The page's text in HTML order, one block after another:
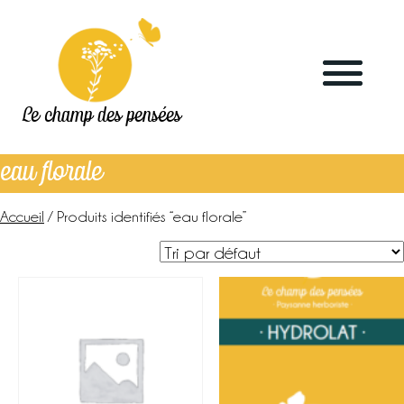
Le champ des pensées
eau florale
Accueil / Produits identifiés “eau florale”
L’herboristerie